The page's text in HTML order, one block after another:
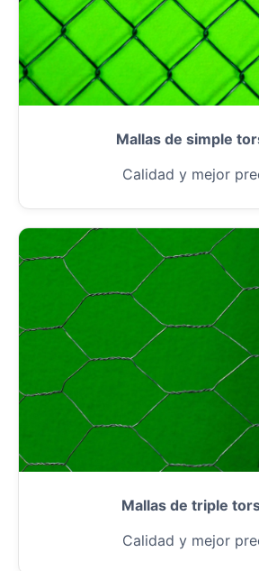
Mallas de simple
Calidad y mejor
Mallas de triple
Calidad y mejor